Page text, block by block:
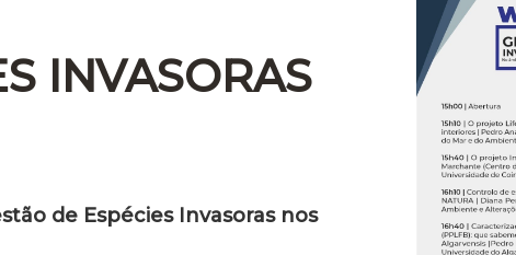
INVASORAS
de Espécies Invasoras nos